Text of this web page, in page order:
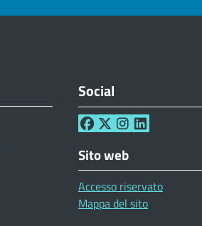
Social
Sito web
Accesso riservato
Mappa del sito